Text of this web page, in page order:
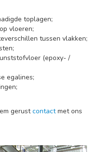
toplagen;
vloeren;
tussen vlakken;
(epoxy- /
egalines;
gerustcontactmet ons